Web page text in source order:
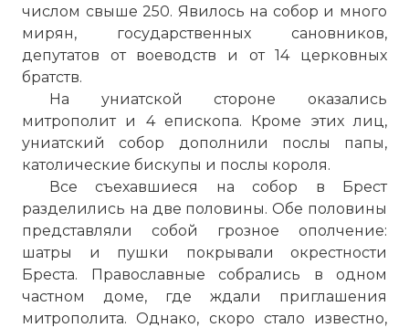
числом свыше 250. Явилось на собор и много
мирян, государственных сановников,
депутатов от воеводств и от 14 церковных
братств.
На униатской стороне оказались
митрополит и 4 епископа. Кроме этих лиц,
униатский собор дополнили послы папы,
католические бискупы и послы короля.
Все съехавшиеся на собор в Брест
разделились на две половины. Обе половины
представляли собой грозное ополчение:
шатры и пушки покрывали окрестности
Бреста. Православные собрались в одном
частном доме, где ждали приглашения
митрополита. Однако, скоро стало известно,